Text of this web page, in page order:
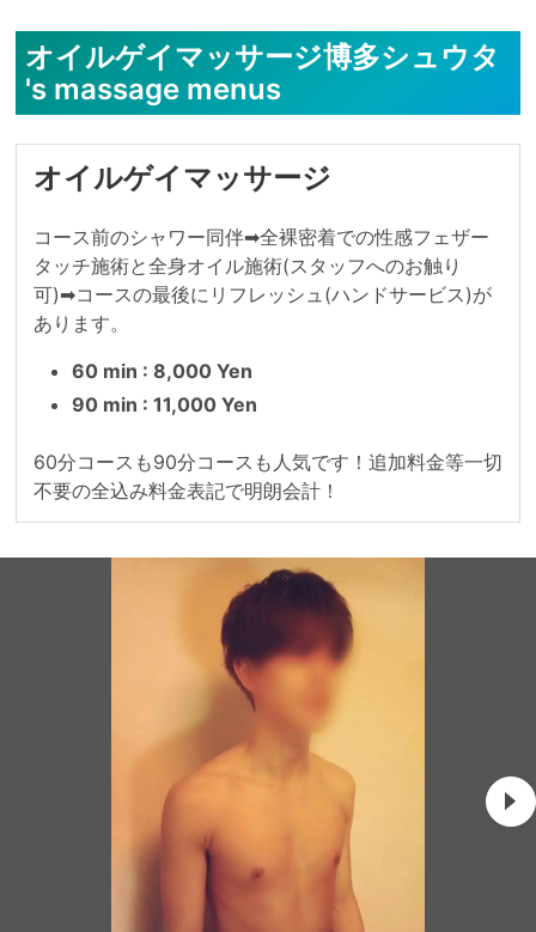
オイルゲイマッサージ博多シュウタ
's massage menus
オイルゲイマッサージ
コース前のシャワー同伴➡︎全裸密着での性感フェザー
タッチ施術と全身オイル施術(スタッフへのお触り
可)➡︎コースの最後にリフレッシュ(ハンドサービス)が
あります。
60 min : 8,000 Yen
90 min : 11,000 Yen
60分コースも90分コースも人気です！追加料金等一切
不要の全込み料金表記で明朗会計！